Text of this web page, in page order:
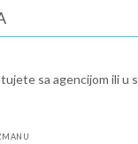
sa agencijom ili u